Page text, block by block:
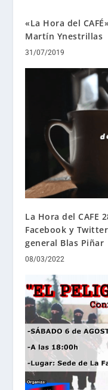
«La Hora del
Martín Ynestrillas
31/07/2019
La Hora del CAFE
Facebook y
general Blas Piñar
08/03/2022